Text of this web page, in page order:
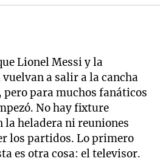
Lionel Messi y la
a salir a la cancha
, pero para muchos fanáticos
No hay fixture
la heladera ni reuniones
los partidos. Lo primero
es otra cosa: el televisor.